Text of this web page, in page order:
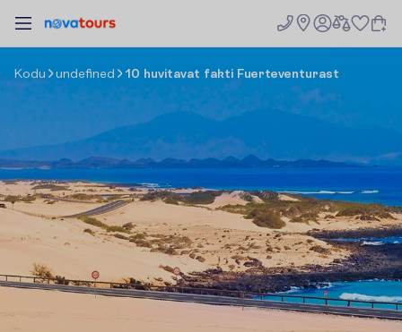
Kodu undefined 10 huvitavat fakti Fuerteventurast